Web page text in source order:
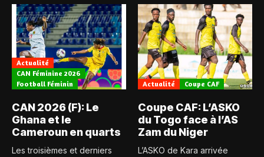
Actualité
CAN Féminine 2026
Football Féminin
CAN 2026 (F): Le
Ghana et le
Cameroun en quarts
Les troisièmes et derniers
Actualité Coupe CAF
Coupe CAF: L’ASKO
du Togo face à l’AS
Zam du Niger
L’ASKO de Kara arrivée